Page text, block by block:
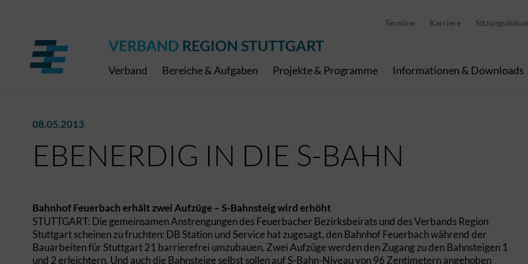
Termine Karriere
VERBAND REGION STUTTGART
Verband Bereiche & Aufgaben Projekte & Programme Informationen & Downloads
08.05.2013
EBENERDIG IN DIE S-BAHN
Bahnhof Feuerbach erhält zwei Aufzüge – S-Bahnsteig wird erhöht
STUTTGART: Die gemeinsamen Anstrengungen des Feuerbacher Bezirksbeirats und des Verbands Region
Stuttgart scheinen zu fruchten: DB Station und Service hat zugesagt, den Bahnhof Feuerbach während der
Bauarbeiten für Stuttgart 21 barrierefrei umzubauen. Zwei Aufzüge werden den Zugang zu den Bahnsteigen 1
und 2 erleichtern. Und auch die Bahnsteige selbst sollen auf S-Bahn-Niveau von 96 Zentimetern angehoben